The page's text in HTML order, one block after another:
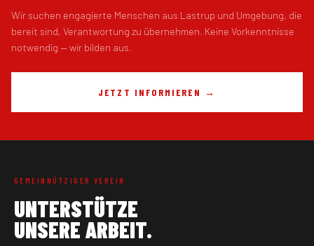
Wir suchen engagierte Menschen aus Lastrup und Umgebung, die
bereit sind, Verantwortung zu übernehmen. Keine Vorkenntnisse
notwendig — wir bilden aus.
JETZT INFORMIEREN →
GEMEINNÜTZIGER VEREIN
UNTERSTÜTZE
UNSERE ARBEIT.